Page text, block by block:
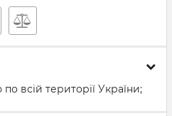
всій території України;